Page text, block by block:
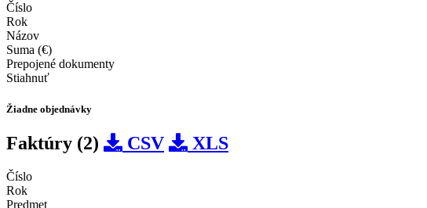
Číslo
Rok
Názov
Suma (€)
Prepojené dokumenty
Stiahnuť
Žiadne objednávky
Faktúry (2) CSV XLS
Číslo
Rok
Predmet